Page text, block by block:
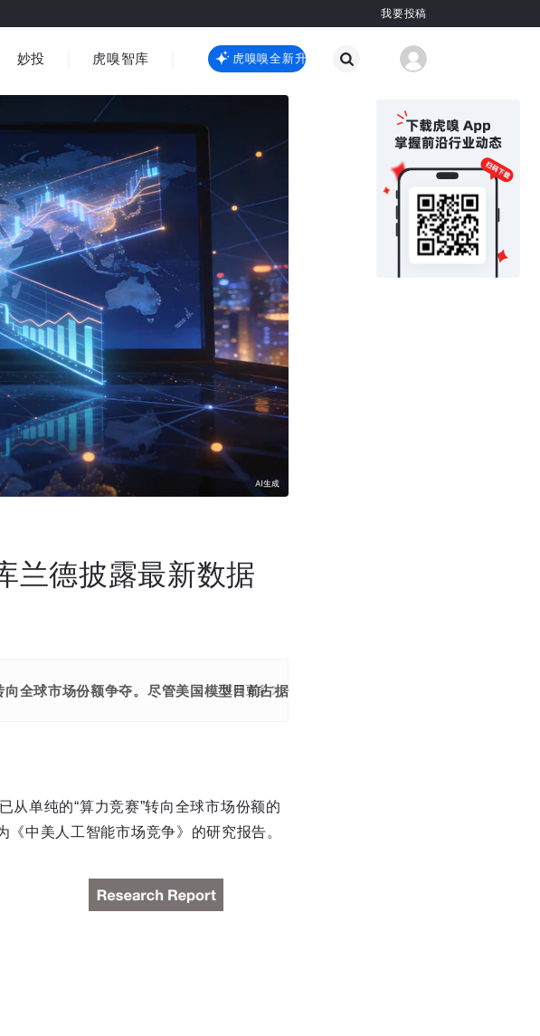
我要投稿
出海
国际热点
观点 其他
妙投 虎嗅智库 虎嗅嗅全新升级 虎嗅嗅全新升级
兰德披露最新数据
全球市场份额争夺。尽管美国模型目前占据主导地位，但中国模型凭借性能突破
展开更多
从单纯的“算力竞赛”转向全球市场份额的
中美人工智能市场竞争》的研究报告。